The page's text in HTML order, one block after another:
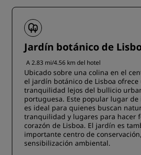
Jardín botánico de
A 2.83 mi/4.56 km del hotel
Ubicado sobre una colina en el
el jardín botánico de Lisboa ofrece
tranquilidad lejos del bullicio
portuguesa. Este popular lugar
es ideal para quienes buscan
tranquilidad y lugares para hacer
corazón de Lisboa. El jardín es
importante centro de
sensibilización ambiental.